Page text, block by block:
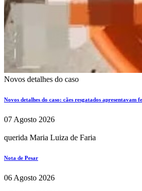
Novos detalhes do caso
Novos detalhes do caso: cães resgatados apresentavam
07 Agosto 2026
querida Maria Luiza de Faria
Nota de Pesar
06 Agosto 2026